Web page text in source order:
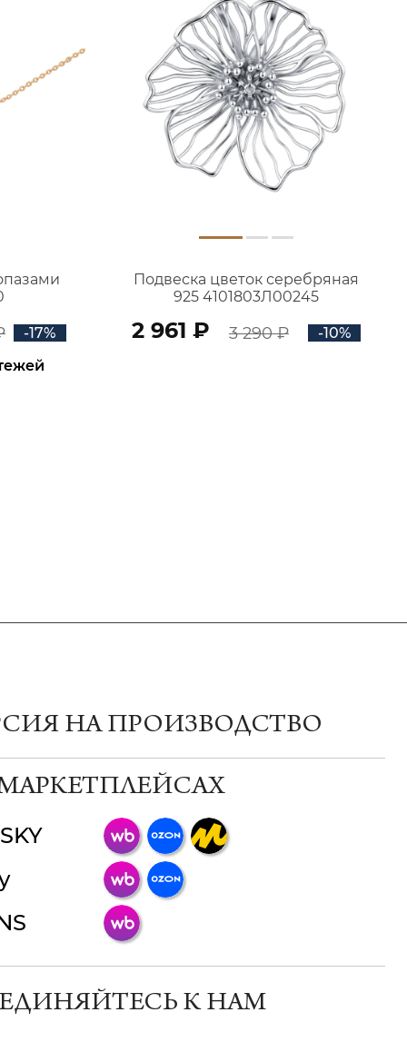
-17%
Подвеска цветок серебряная
925 4101803Л00245
2 961 ₽ 3 290 ₽ -10%
НА ПРОИЗВОДСТВО
К НАМ
ChatApp
мессенджер!